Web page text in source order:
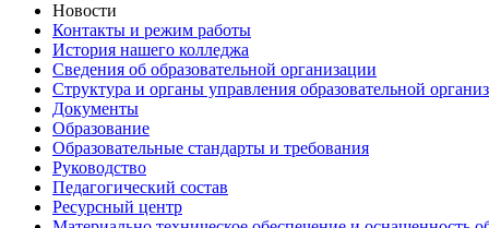
Новости
Контакты и режим работы
История нашего колледжа
Сведения об образовательной организации
Структура и органы управления образовательной
Документы
Образование
Образовательные стандарты и требования
Руководство
Педагогический состав
Ресурсный центр